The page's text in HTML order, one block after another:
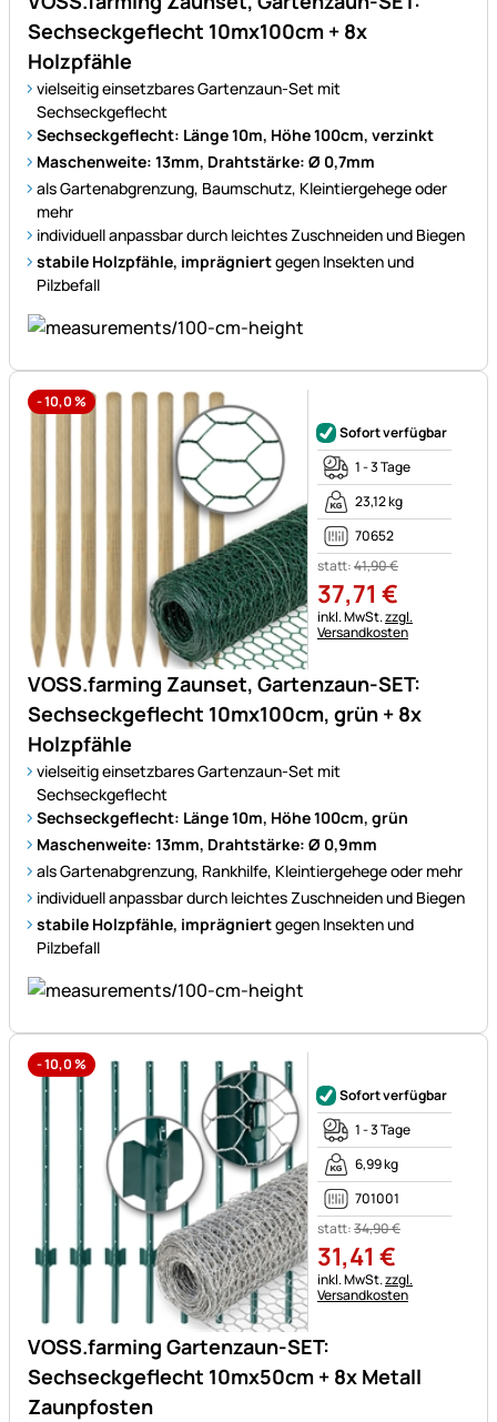
Sechseckgeflecht 10mx100cm + 8x
Holzpfähle
vielseitig einsetzbares Gartenzaun-Set mit
Sechseckgeflecht
Sechseckgeflecht: Länge 10m, Höhe 100cm, verzinkt
Maschenweite: 13mm, Drahtstärke: Ø 0,7mm
als Gartenabgrenzung, Baumschutz, Kleintiergehege oder
mehr
individuell anpassbar durch leichtes Zuschneiden und Biegen
stabile Holzpfähle, imprägniertgegen Insekten und
Pilzbefall
-10,0%
VOSS.farming Zaunset, Gartenzaun-SET:
Sechseckgeflecht 10mx100cm, grün + 8x
Holzpfähle
vielseitig einsetzbares Gartenzaun-Set mit
Sechseckgeflecht
Sechseckgeflecht: Länge 10m, Höhe 100cm, grün
Maschenweite: 13mm, Drahtstärke: Ø 0,9mm
als Gartenabgrenzung, Rankhilfe, Kleintiergehege oder mehr
individuell anpassbar durch leichtes Zuschneiden und Biegen
stabile Holzpfähle, imprägniertgegen Insekten und
Pilzbefall
Sofort verfügbar
1 - 3 Tage
23,12 kg
70652
statt:41,90€
37,71 €
Steuerhinweis:
inkl. MwSt.zzgl.
Versandkosten
-10,0%
VOSS.farming Gartenzaun-SET:
Sechseckgeflecht 10mx50cm + 8x Metall
Zaunpfosten
Sofort verfügbar
1 - 3 Tage
6,99 kg
701001
statt:34,90€
31,41 €
Steuerhinweis:
inkl. MwSt.zzgl.
Versandkosten